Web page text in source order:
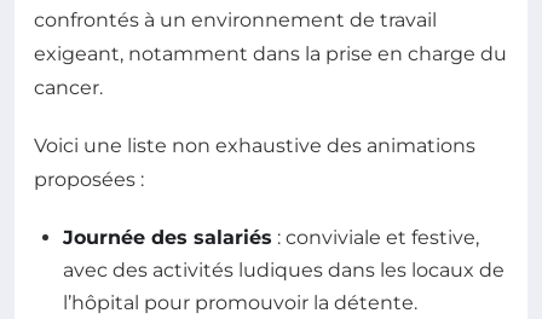
confrontés à un environnement de travail
exigeant, notamment dans la prise en charge du
cancer.
Voici une liste non exhaustive des animations
proposées :
Journée des salariés : conviviale et festive,
avec des activités ludiques dans les locaux de
l’hôpital pour promouvoir la détente.